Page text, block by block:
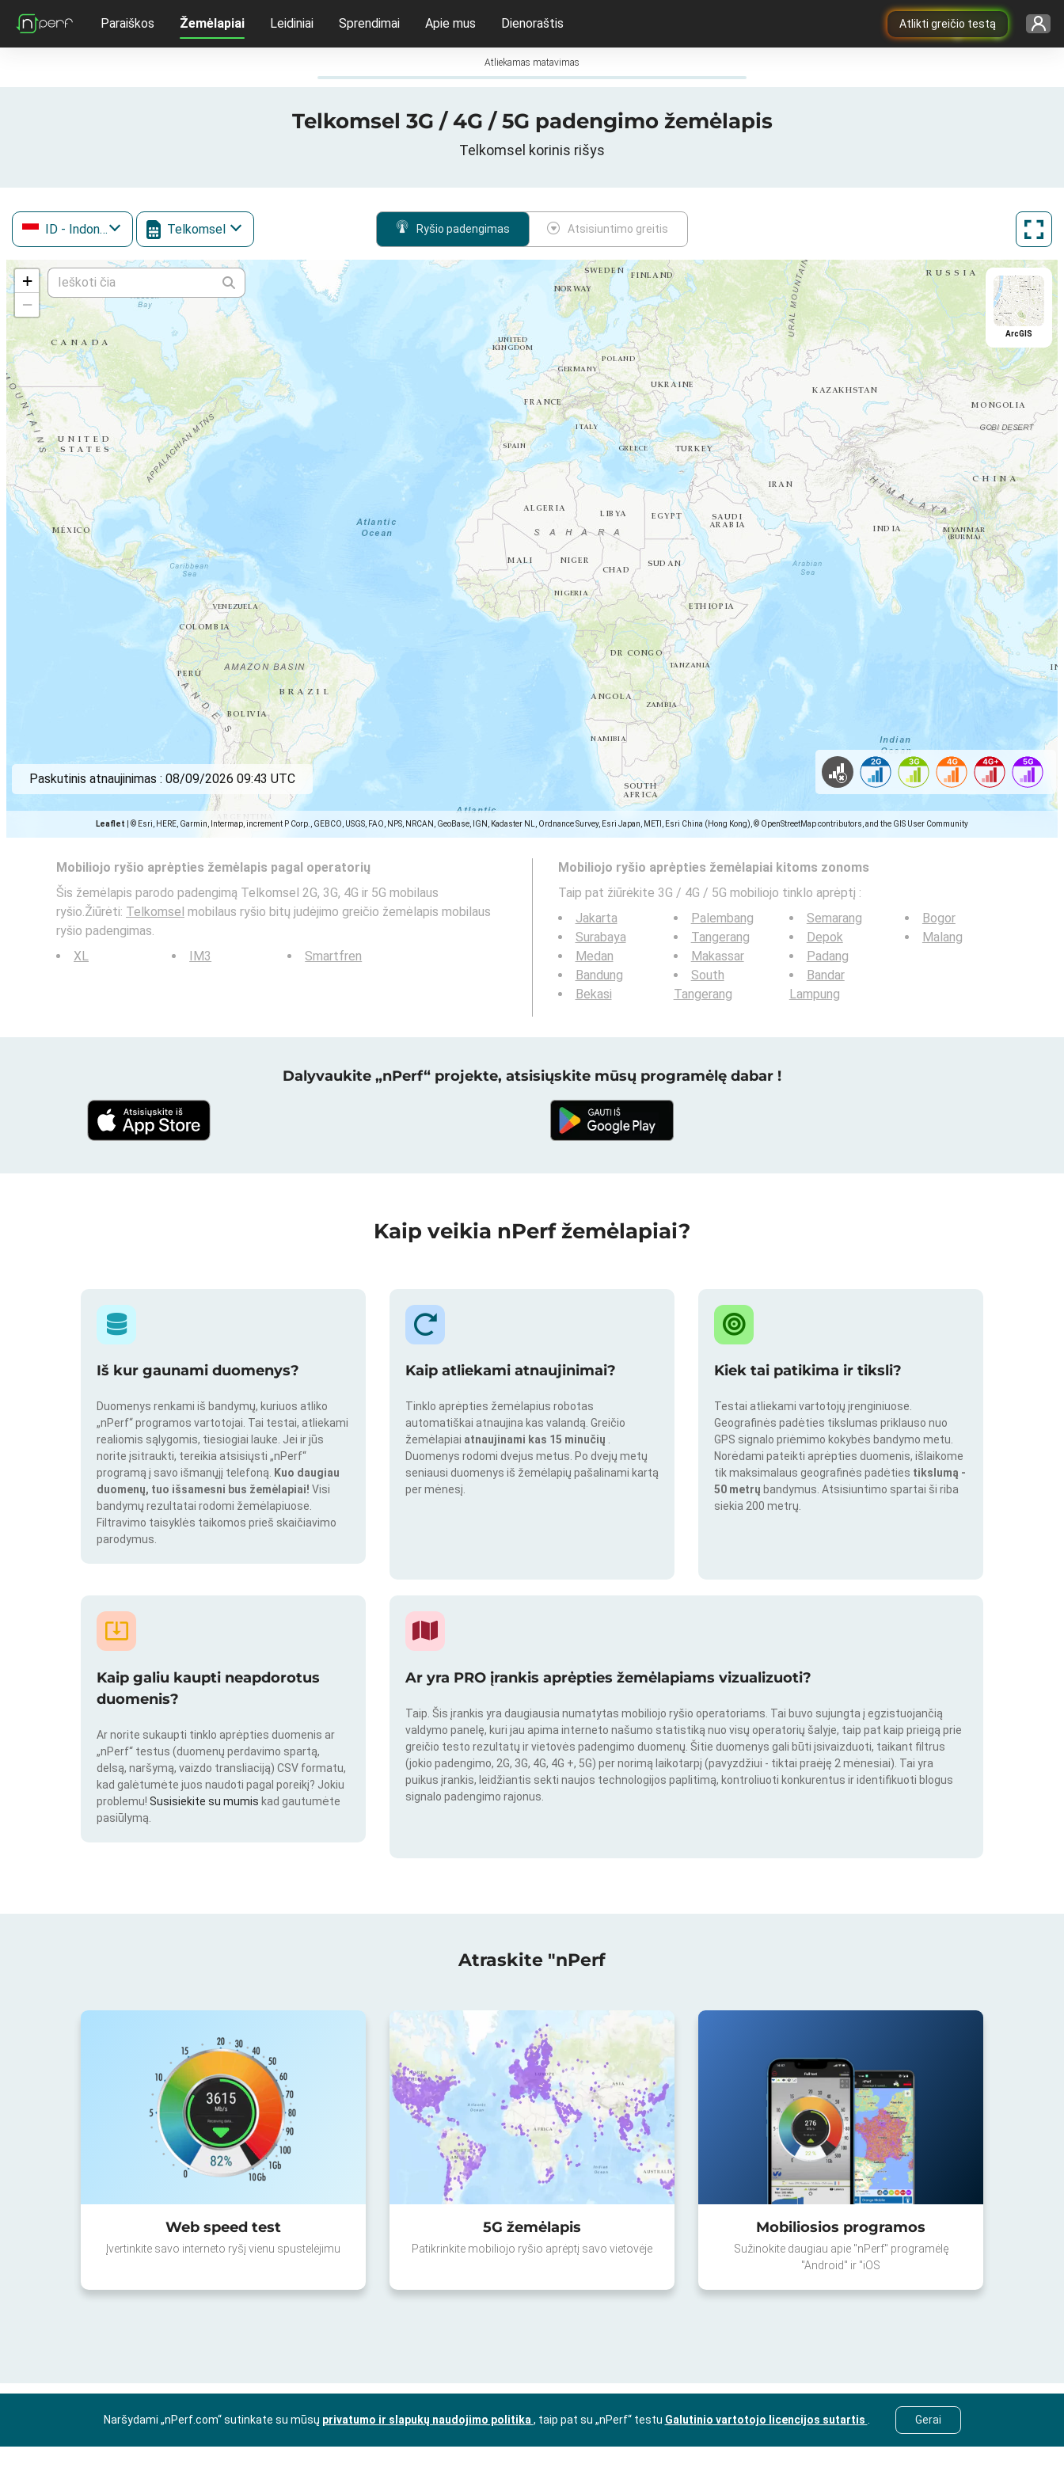
Atlikti greičio testą
Paraiškos Žemėlapiai Leidiniai Sprendimai Apie mus Dienoraštis
Atliekamas matavimas
Telkomsel 3G / 4G / 5G padengimo žemėlapis
Telkomsel korinis rišys
ID - Indonezija Telkomsel Ryšio padengimas Atsisiuntimo greitis
+
−
Leaflet © Esri, HERE, Garmin, Intermap, increment P Corp., GEBCO, USGS, FAO, NPS, NRCAN, GeoBase, IGN, Kadaster NL, Ordnance Survey, Esri Japan, METI, Esri China (Hong Kong), © OpenStreetMap contributors, and the GIS User Community
ArcGIS
Paskutinis atnaujinimas : 08/09/2026 09:43 UTC
Mobiliojo ryšio aprėpties žemėlapis pagal operatorių
Šis žemėlapis parodo padengimą Telkomsel 2G, 3G, 4G ir 5G mobilaus
ryšio.Žiūrėti: Telkomsel mobilaus ryšio bitų judėjimo greičio žemėlapis mobilaus
ryšio padengimas.
XL
IM3 Smartfren
Mobiliojo ryšio aprėpties žemėlapiai kitoms zonoms
Taip pat žiūrėkite 3G / 4G / 5G mobiliojo tinklo aprėptį :
Jakarta
Surabaya
Medan
Bandung
Bekasi
Palembang
Tangerang
Makassar
South
Tangerang
Semarang
Depok
Padang
Bandar
Lampung
Bogor
Malang
Dalyvaukite „nPerf“ projekte, atsisiųskite mūsų programėlę dabar !
Kaip veikia nPerf žemėlapiai?
Iš kur gaunami duomenys?
Duomenys renkami iš bandymų, kuriuos atliko
„nPerf“ programos vartotojai. Tai testai, atliekami
realiomis sąlygomis, tiesiogiai lauke. Jei ir jūs
norite įsitraukti, tereikia atsisiųsti „nPerf“
programą į savo išmanųjį telefoną.
Kuo daugiau
duomenų, tuo išsamesni bus žemėlapiai! Visi
bandymų rezultatai rodomi žemėlapiuose.
Filtravimo taisyklės taikomos prieš skaičiavimo
parodymus.
Kaip atliekami atnaujinimai?
Tinklo aprėpties žemėlapius robotas
automatiškai atnaujina kas valandą. Greičio
žemėlapiai atnaujinami kas 15 minučių
Duomenys rodomi dvejus metus. Po dvejų metų
seniausi duomenys iš žemėlapių pašalinami kartą
per mėnesį.
Kiek tai patikima ir tiksli?
Testai atliekami vartotojų įrenginiuose.
Geografinės padėties tikslumas priklauso nuo
GPS signalo priėmimo kokybės bandymo metu.
Norėdami pateikti aprėpties duomenis, išlaikome
tik maksimalaus geografinės padėties tikslumą -
50 metrų bandymus. Atsisiuntimo spartai ši riba
siekia 200 metrų.
Kaip galiu kaupti neapdorotus
duomenis?
Ar norite sukaupti tinklo aprėpties duomenis ar
„nPerf“ testus (duomenų perdavimo spartą,
delsą, naršymą, vaizdo transliaciją) CSV formatu,
kad galėtumėte juos naudoti pagal poreikį? Jokiu
problemu! Susisiekite su mumis kad gautumėte
pasiūlymą.
Ar yra PRO įrankis aprėpties žemėlapiams vizualizuoti?
Taip. Šis įrankis yra daugiausia numatytas mobiliojo ryšio operatoriams. Tai buvo sujungta į egzistuojančią
valdymo panelę, kuri jau apima interneto našumo statistiką nuo visų operatorių šalyje, taip pat kaip prieigą prie
greičio testo rezultatų ir vietovės padengimo duomenų. Šitie duomenys gali būti įsivaizduoti, taikant filtrus
(jokio padengimo, 2G, 3G, 4G, 4G +, 5G) per norimą laikotarpį (pavyzdžiui - tiktai praėję 2 mėnesiai). Tai yra
puikus įrankis, leidžiantis sekti naujos technologijos paplitimą, kontroliuoti konkurentus ir identifikuoti blogus
signalo padengimo rajonus.
Atraskite "nPerf
Web speed test
Įvertinkite savo interneto ryšį vienu spustelėjimu
5G žemėlapis
Patikrinkite mobiliojo ryšio aprėptį savo vietovėje
Mobiliosios programos
Sužinokite daugiau apie "nPerf" programėlę
"Android" ir "iOS
Naršydami „nPerf.com“ sutinkate su mūsų privatumo ir slapukų naudojimo politika , taip pat su „nPerf“ testu Galutinio vartotojo licencijos sutartis Gerai